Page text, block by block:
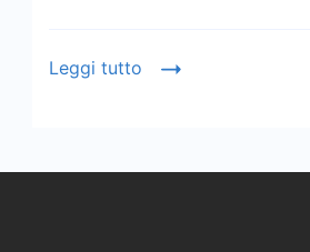
Leggi tutto